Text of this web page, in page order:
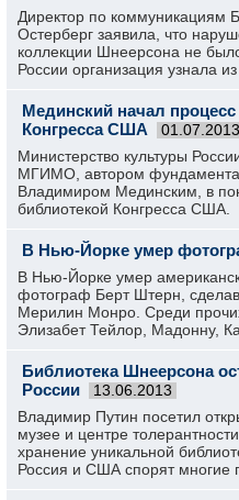
Директор по коммуникациям
Остерберг заявила, что
коллекции Шнеерсона не
России организация узнала из
Мединский начал
Конгресса США
01.07.2013
Министерство культуры
МГИМО, автором
Владимиром Мединским, в
библиотекой Конгресса США.
В Нью-Йорке умер
В Нью-Йорке умер
фотограф Берт Штерн,
Мерилин Монро. Среди
Элизабет Тейлор, Мадонну,
Библиотека Шнеерсона
России
13.06.2013
Владимир Путин посетил
музее и центре
хранение уникальной
Россия и США спорят многие